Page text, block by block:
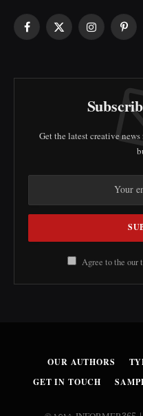
Facebook
X
Instagram
Get the latest creative
Agree to the our
OUR AUTHORS
GET IN TOUCH